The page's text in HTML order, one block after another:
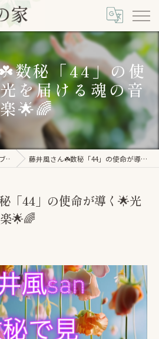
数秘「44」の使
を届ける魂の音
楽🌟🌈
ブログ 藤井風さん☘️数秘「44」の使命が導く🌟光を届ける魂の音楽🌟🌈
「44」の使命が導く🌟光
🌟🌈